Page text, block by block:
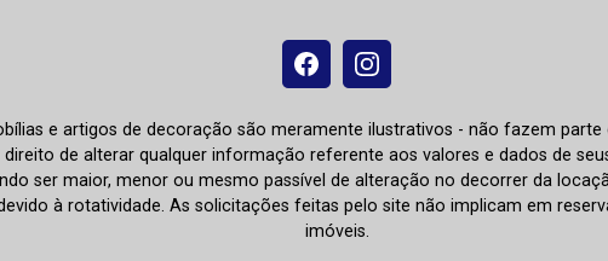
e artigos de decoração são meramente ilustrativos - não fazem
de alterar qualquer informação referente aos valores e dados de
ser maior, menor ou mesmo passível de alteração no decorrer da
à rotatividade. As solicitações feitas pelo site não implicam em
imóveis.